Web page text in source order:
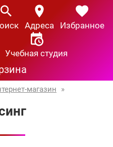
Адреса Избранное
Учебная студия
магазин »